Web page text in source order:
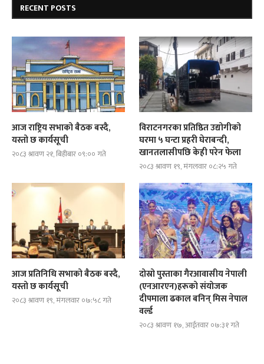
RECENT POSTS
आज राष्ट्रिय सभाको बैठक बस्दै,
यस्तो छ कार्यसूची
२०८३ श्रावण २१, बिहीबार ०९:०० गते
विराटनगरका प्रतिष्ठित उद्योगीको
घरमा ५ घन्टा प्रहरी घेराबन्दी,
खानतलासीपछि केही परेन फेला
२०८३ श्रावण १९, मंगलवार ०८:२५ गते
आज प्रतिनिधि सभाको बैठक बस्दै,
यस्तो छ कार्यसूची
२०८३ श्रावण १९, मंगलवार ०७:५८ गते
दोस्रो पुस्ताका गैरआवासीय नेपाली
(एनआरएन)हरूको संयोजक
दीपमाला ढकाल बनिन् मिस नेपाल
वर्ल्ड
२०८३ श्रावण १७, आईतवार ०७:३१ गते